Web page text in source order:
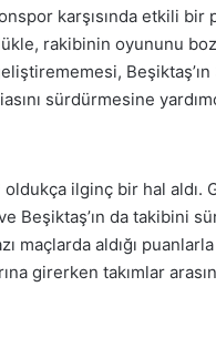
karşısında etkili
rakibinin oyununu
sürdürmesine
ilginç bir hal aldı.
Beşiktaş’ın da takibini
maçlarda aldığı
girerken takımlar